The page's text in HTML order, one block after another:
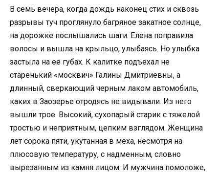
В семь вечера, когда дождь наконец стих и сквозь
разрывы туч проглянуло багряное закатное солнце,
на дорожке послышались шаги. Елена поправила
волосы и вышла на крыльцо, улыбаясь. Но улыбка
застыла на ее губах. К калитке подъехал не
старенький «москвич» Галины Дмитриевны, а
длинный, сверкающий черным лаком автомобиль,
каких в Заозерье отродясь не видывали. Из него
вышли трое. Высокий, сухопарый старик с тяжелой
тростью и неприятным, цепким взглядом. Женщина
лет сорока пяти, укутанная в меха, несмотря на
плюсовую температуру, с надменным, словно
вырезанным из камня лицом. И мужчина помоложе,